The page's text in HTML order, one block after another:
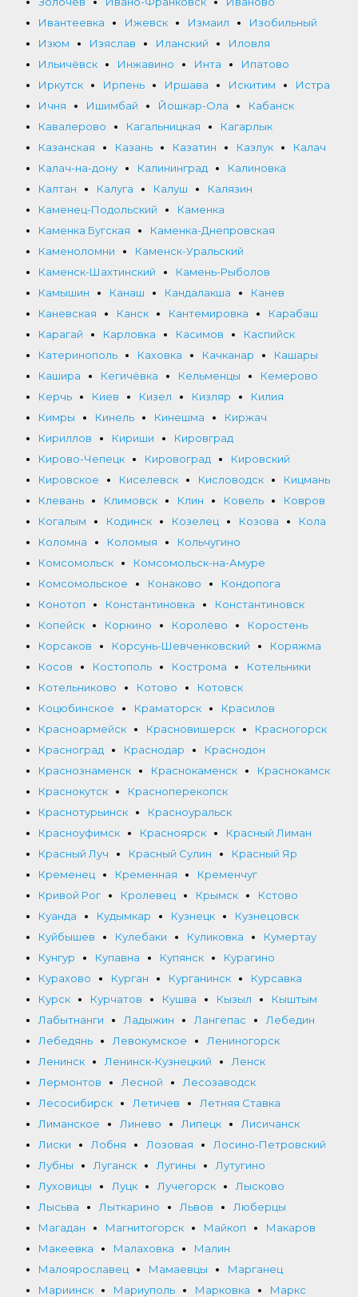
Ивантеевка
Ижевск Измаил
Изобильный
Изюм
Изяслав Иланский
Иловля
Ильичёвск
Инжавино Инта
Ипатово
Иркутск
Ирпень Иршава Искитим
Истра
Ичня
Ишимбай Йошкар-Ола
Кабанск
Кавалерово
Кагальницкая
Кагарлык
Казанская
Казань Казатин Казлук
Калач
Калач-на-дону
Калининград
Калиновка
Калтан
Калуга Калуш
Калязин
Каменец-Подольский
Каменка
Каменка Бугская
Каменка-Днепровская
Каменоломни
Каменск-Уральский
Каменск-Шахтинский
Камень-Рыболов
Камышин
Канаш Кандалакша
Канев
Каневская
Канск Кантемировка
Карабаш
Карагай
Карловка Касимов
Каспийск
Катеринополь
Каховка Качканар
Кашары
Кашира
Кегичёвка Кельменцы
Кемерово
Керчь
Киев Кизел Кизляр
Килия
Кимры
Кинель Кинешма
Киржач
Кириллов
Кириши
Кировград
Кирово-Чепецк
Кировоград
Кировский
Кировское
Киселевск Кисловодск
Кицмань
Клевань
Климовск Клин Ковель
Ковров
Когалым
Кодинск Козелец Козова
Кола
Коломна
Коломыя
Кольчугино
Комсомольск
Комсомольск-на-Амуре
Комсомольское
Конаково
Кондопога
Конотоп
Константиновка
Константиновск
Копейск
Коркино Королёво
Коростень
Корсаков
Корсунь-Шевченковский
Коряжма
Косов
Костополь Кострома
Котельники
Котельниково
Котово
Котовск
Коцюбинское
Краматорск
Красилов
Красноармейск
Красновишерск
Красногорск
Красноград
Краснодар
Краснодон
Краснознаменск
Краснокаменск
Краснокамск
Краснокутск
Красноперекопск
Краснотурьинск
Красноуральск
Красноуфимск
Красноярск
Красный Лиман
Красный Луч
Красный Сулин
Красный Яр
Кременец
Кременная
Кременчуг
Кривой Рог
Кролевец Крымск
Кстово
Куанда
Кудымкар Кузнецк
Кузнецовск
Куйбышев
Кулебаки Куликовка
Кумертау
Кунгур
Купавна Купянск
Курагино
Курахово
Курган Курганинск
Курсавка
Курск
Курчатов Кушва Кызыл
Кыштым
Лабытнанги
Ладыжин Лангепас
Лебедин
Лебедянь
Левокумское
Лениногорск
Ленинск
Ленинск-Кузнецкий
Ленск
Лермонтов
Лесной
Лесозаводск
Лесосибирск
Летичев
Летняя Ставка
Лиманское
Линево Липецк
Лисичанск
Лиски
Лобня Лозовая
Лосино-Петровский
Лубны
Луганск Лугины
Лутугино
Луховицы
Луцк Лучегорск
Лысково
Лысьва
Лыткарино Львов
Люберцы
Магадан
Магнитогорск Майкоп
Макаров
Макеевка
Малаховка
Малин
Малоярославец
Мамаевцы
Марганец
Мариинск
Мариуполь Марковка
Маркс